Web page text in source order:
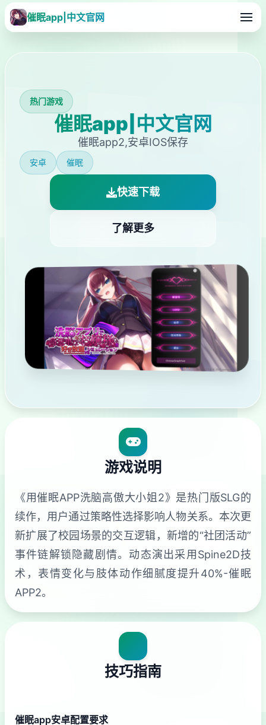
催眠app|中文官网
热门游戏
催眠app|中文官网
催眠app2,安卓IOS保存
安卓 催眠
快速下载
了解更多
游戏说明
《用催眠APP洗脑高傲大小姐2》是热门版SLG的
续作，用户通过策略性选择影响人物关系。本次更
新扩展了校园场景的交互逻辑，新增的“社团活动”
事件链解锁隐藏剧情。动态演出采用Spine2D技
术，表情变化与肢体动作细腻度提升40%-催眠
APP2。
技巧指南
催眠app安卓配置要求